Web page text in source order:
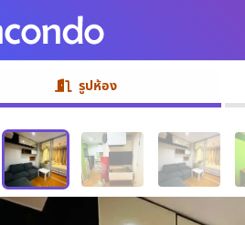
รูปห้อง